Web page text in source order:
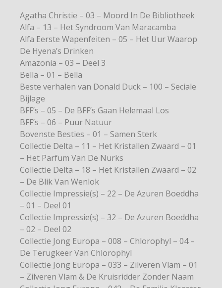
Agatha Christie – 03 – Moord In De Bibliotheek
Alfa – 13 – Het Syndroom Van Maracamba
Alfa Eerste Wapenfeiten – 05 – Het Uur Waarop
De Hyena’s Drinken
Amazonia – 03 – Deel 3
Bella – 01 – Bella
Beste verhalen van Donald Duck – 100 – Seciale
Bijlage
BFF’s – 05 – De BFF’s Gaan Helemaal Los
BFF’s – 06 – Puur Natuur
Bovenste Besties – 01 – Samen Sterk
Collectie Delta – 11 – Het Kristallen Zwaard – 01
– Het Parfum Van De Nurks
Collectie Delta – 18 – Het Kristallen Zwaard – 02
– De Blik Van Wenlok
Collectie Impressie(s) – 22 – De Azuren Boeddha
– 01 – Deel 01
Collectie Impressie(s) – 32 – De Azuren Boeddha
– 02 – Deel 02
Collectie Jong Europa – 008 – Chlorophyl – 04 –
De Terugkeer Van Chlorophyl
Collectie Jong Europa – 033 – Zilveren Vlam – 01
– Zilveren Vlam & De Kruisridder Zonder Naam